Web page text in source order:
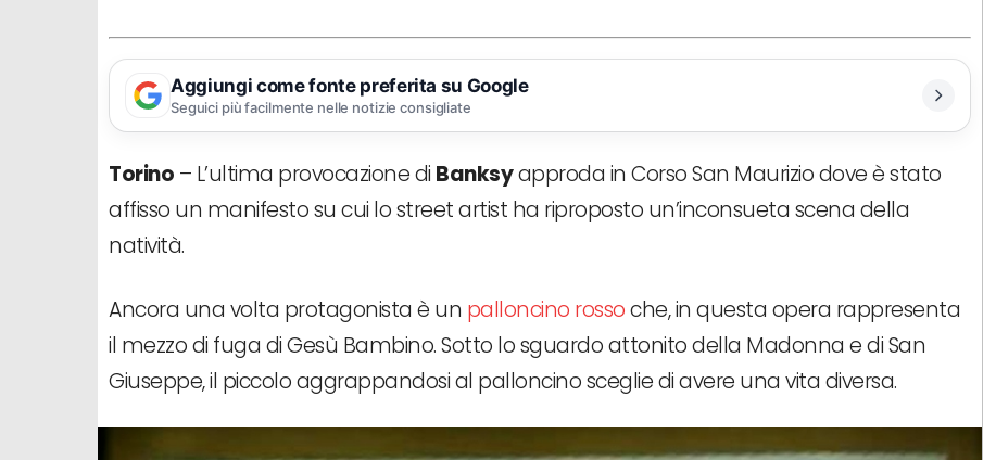
Aggiungi come fonte preferita su Google
Seguici più facilmente nelle notizie consigliate
Torino – L’ultima provocazione di Banksyapproda in Corso San Maurizio dove è stato
affisso un manifesto su cui lo street artist ha riproposto un’inconsueta scena della
natività.
Ancora una volta protagonista è un palloncino rossoche, in questa opera rappresenta
il mezzo di fuga di Gesù Bambino. Sotto lo sguardo attonito della Madonna e di San
Giuseppe, il piccolo aggrappandosi al palloncino sceglie di avere una vita diversa.